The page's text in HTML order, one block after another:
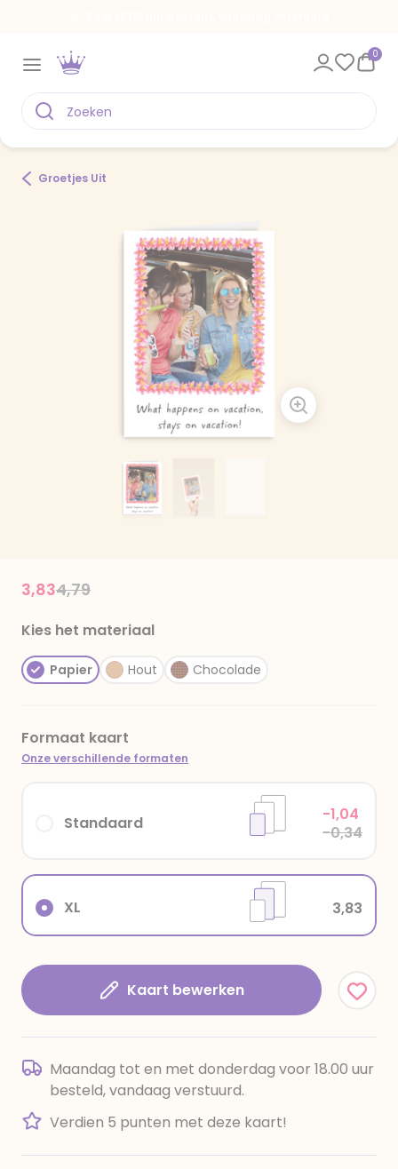
0
Groetjes Uit
Price reduced from
4,79to
3,83
Kies het materiaal
Papier Hout Chocolade
Formaat kaart
Onze verschillende formaten
XL 3,83
Standaard
-1,04
-0,34
Kaart bewerken
Maandag tot en met donderdag voor 18.00 uur
besteld, vandaag verstuurd.
Verdien 5 punten met deze kaart!